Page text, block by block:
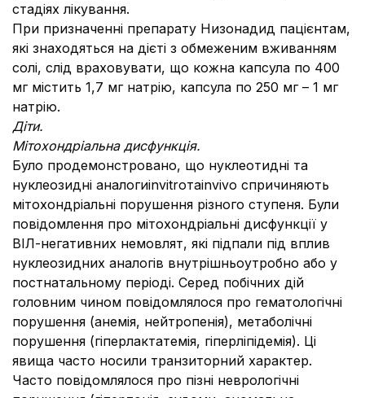
стадіях лікування.
При призначенні препарату Низонадид пацієнтам,
які знаходяться на дієті з обмеженим вживанням
солі, слід враховувати, що кожна капсула по 400
мг містить 1,7 мг натрію, капсула по 250 мг – 1 мг
натрію.
Діти.
Мітохондріальна дисфункція.
Було продемонстровано, що нуклеотидні та
нуклеозидні аналогиinvitroтаinvivo спричиняють
мітохондріальні порушення різного ступеня. Були
повідомлення про мітохондріальні дисфункції у
ВІЛ-негативних немовлят, які підпали під вплив
нуклеозидних аналогів внутрішньоутробно або у
постнатальному періоді. Серед побічних дій
головним чином повідомлялося про гематологічні
порушення (анемія, нейтропенія), метаболічні
порушення (гіперлактатемія, гіперліпідемія). Ці
явища часто носили транзиторний характер.
Часто повідомлялося про пізні неврологічні